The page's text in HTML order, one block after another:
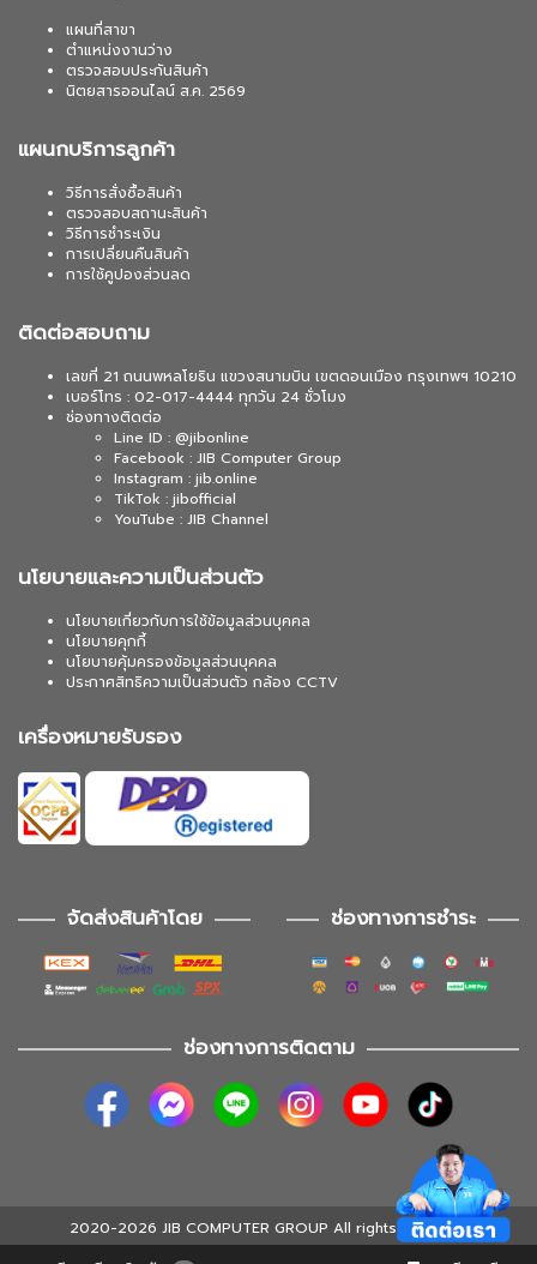
แผนที่สาขา
ตำแหน่งงานว่าง
ตรวจสอบประกันสินค้า
นิตยสารออนไลน์ ส.ค. 2569
แผนกบริการลูกค้า
วิธีการสั่งซื้อสินค้า
ตรวจสอบสถานะสินค้า
วิธีการชำระเงิน
การเปลี่ยนคืนสินค้า
การใช้คูปองส่วนลด
ติดต่อสอบถาม
เลขที่ 21 ถนนพหลโยธิน แขวงสนามบิน เขตดอนเมือง กรุงเทพฯ 10210
เบอร์โทร : 02-017-4444 ทุกวัน 24 ชั่วโมง
ช่องทางติดต่อ
Line ID : @jibonline
Facebook : JIB Computer Group
Instagram : jib.online
TikTok : jibofficial
YouTube : JIB Channel
นโยบายและความเป็นส่วนตัว
นโยบายเกี่ยวกับการใช้ข้อมูลส่วนบุคคล
นโยบายคุกกี้
นโยบายคุ้มครองข้อมูลส่วนบุคคล
ประกาศสิทธิความเป็นส่วนตัว กล้อง CCTV
เครื่องหมายรับรอง
จัดส่งสินค้าโดย ช่องทางการชำระ
ช่องทางการติดตาม
2020-2026 JIB COMPUTER GROUP All rights reserved